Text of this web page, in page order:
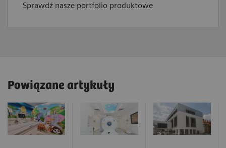
Sprawdź nasze portfolio produktowe
Powiązane artykuły